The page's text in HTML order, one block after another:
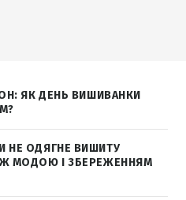
ЯК ДЕНЬ ВИШИВАНКИ
НЕ ОДЯГНЕ ВИШИТУ
МОДОЮ І ЗБЕРЕЖЕННЯМ